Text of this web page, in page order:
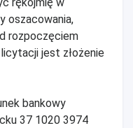
oszacowania,
rozpoczęciem
jest złożenie
bankowy
37 1020 3974